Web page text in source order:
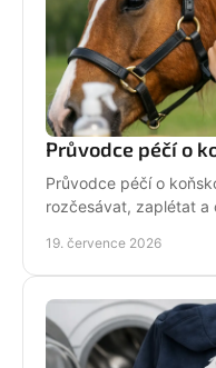
Průvodce péčí o
Průvodce péčí o
rozčesávat, zaplétat a
19. července 2026